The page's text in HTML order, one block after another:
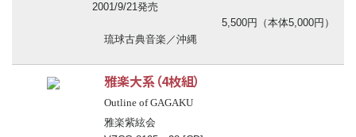
2001/9/21発売
5,500円（本体5,000円）
琉球古典音楽／沖縄
雅楽大系（4枚組）
Outline of GAGAKU
雅楽紫絃会